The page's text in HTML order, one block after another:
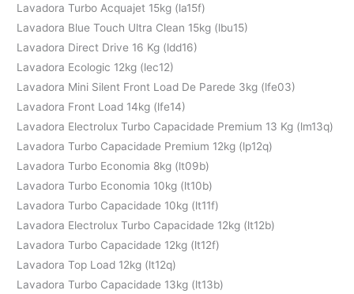
Lavadora Turbo Acquajet 15kg (la15f)
Lavadora Blue Touch Ultra Clean 15kg (lbu15)
Lavadora Direct Drive 16 Kg (ldd16)
Lavadora Ecologic 12kg (lec12)
Lavadora Mini Silent Front Load De Parede 3kg (lfe03)
Lavadora Front Load 14kg (lfe14)
Lavadora Electrolux Turbo Capacidade Premium 13 Kg (lm13q)
Lavadora Turbo Capacidade Premium 12kg (lp12q)
Lavadora Turbo Economia 8kg (lt09b)
Lavadora Turbo Economia 10kg (lt10b)
Lavadora Turbo Capacidade 10kg (lt11f)
Lavadora Electrolux Turbo Capacidade 12kg (lt12b)
Lavadora Turbo Capacidade 12kg (lt12f)
Lavadora Top Load 12kg (lt12q)
Lavadora Turbo Capacidade 13kg (lt13b)